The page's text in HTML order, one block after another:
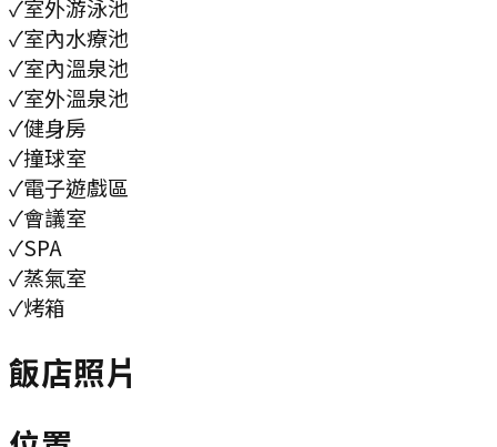
✓室外游泳池
✓室內水療池
✓室內溫泉池
✓室外溫泉池
✓健身房
✓撞球室
✓電子遊戲區
✓會議室
✓SPA
✓蒸氣室
✓烤箱
飯店照片